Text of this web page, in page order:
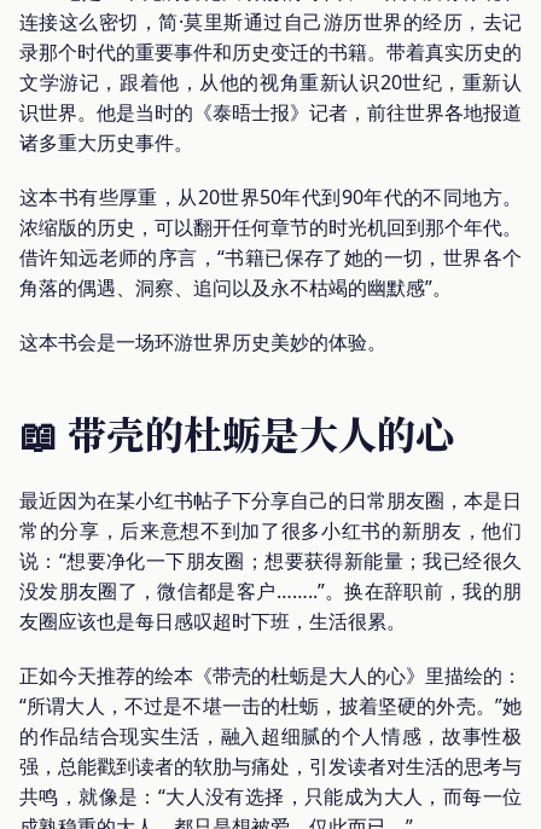
连接这么密切，简·莫里斯通过自己游历世界的经历，去记
录那个时代的重要事件和历史变迁的书籍。带着真实历史的
文学游记，跟着他，从他的视角重新认识20世纪，重新认
识世界。他是当时的《泰晤士报》记者，前往世界各地报道
诸多重大历史事件。
这本书有些厚重，从20世界50年代到90年代的不同地方。
浓缩版的历史，可以翻开任何章节的时光机回到那个年代。
借许知远老师的序言，“书籍已保存了她的一切，世界各个
角落的偶遇、洞察、追问以及永不枯竭的幽默感”。
这本书会是一场环游世界历史美妙的体验。
📖 带壳的杜蛎是大人的心
最近因为在某小红书帖子下分享自己的日常朋友圈，本是日
常的分享，后来意想不到加了很多小红书的新朋友，他们
说：“想要净化一下朋友圈；想要获得新能量；我已经很久
没发朋友圈了，微信都是客户……..”。换在辞职前，我的朋
友圈应该也是每日感叹超时下班，生活很累。
正如今天推荐的绘本《带壳的杜蛎是大人的心》里描绘的：
“所谓大人，不过是不堪一击的杜蛎，披着坚硬的外壳。”她
的作品结合现实生活，融入超细腻的个人情感，故事性极
强，总能戳到读者的软肋与痛处，引发读者对生活的思考与
共鸣，就像是：“大人没有选择，只能成为大人，而每一位